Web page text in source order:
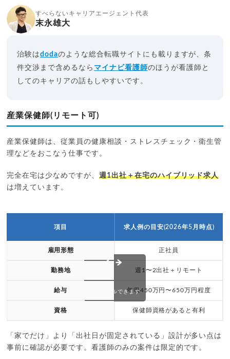
すべらないキャリアエージェント代表
末永雄大
治験はdodaのような総合転職サイトにも載りますが、条
件交渉まで含めるなら マイナビ看護師のほうが看護師と
してのキャリアの話もしやすいです。
産業保健師(リモート可)
産業保健師は、従業員の健康相談・ストレスチェック・衛生管
理などをおこなう仕事です。
完全在宅は少なめですが、 週1出社＋在宅のハイブリッド求人
は増えています。
項目 求人例の目安(2026年5月時点)
雇用形態 正社員
勤務地 週1〜2出社＋リモート
給与 年収450万円〜650万円程度
資格 保健師資格があると有利
スクロールできます
「家でだけ」より「出社日が固定されている」設計が多い点は
事前に確認が必要です。看護師のみの案件は限定的です。